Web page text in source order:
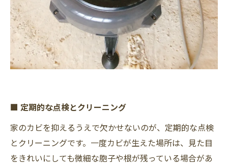
■ 定期的な点検とクリーニング
家のカビを抑えるうえで欠かせないのが、定期的な点検
とクリーニングです。一度カビが生えた場所は、見た目
をきれいにしても微細な胞子や根が残っている場合があ